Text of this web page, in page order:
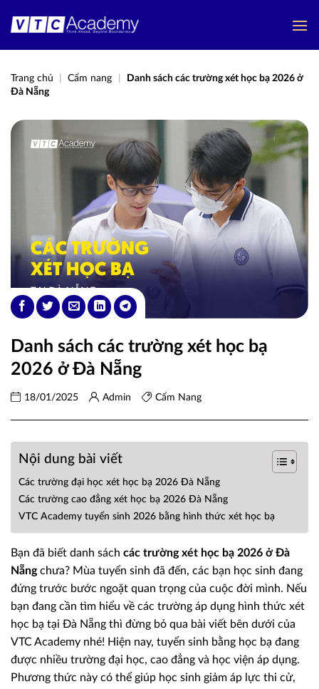
qua
Trang chủ Cẩm nang
Danh sách các trường xét học bạ 2026 ở
Đà Nẵng
Danh sách các trường xét học bạ
2026 ở Đà Nẵng
18/01/2025 Admin Cẩm Nang
Nội dung bài viết
Các trường đại học xét học bạ 2026 Đà Nẵng
Các trường cao đẳng xét học bạ 2026 Đà Nẵng
VTC Academy tuyển sinh 2026 bằng hình thức xét học bạ
Bạn đã biết danh sách các trường xét học bạ 2026 ở Đà
Nẵngchưa? Mùa tuyển sinh đã đến, các bạn học sinh đang
đứng trước bước ngoặt quan trọng của cuộc đời mình. Nếu
bạn đang cần tìm hiểu về các trường áp dụng hình thức xét
học bạ tại Đà Nẵng thì đừng bỏ qua bài viết bên dưới của
VTC Academy nhé! Hiện nay, tuyển sinh bằng học bạ đang
được nhiều trường đại học, cao đẳng và học viện áp dụng.
Phương thức này có thể giúp học sinh giảm áp lực thi cử,